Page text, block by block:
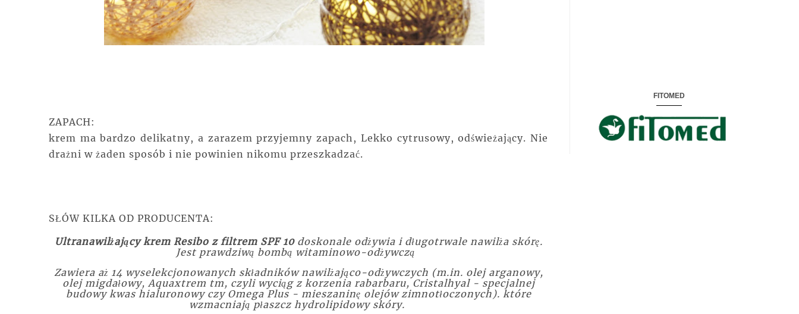
ZAPACH:
krem ma bardzo delikatny, a zarazem przyjemny zapach, Lekko cytrusowy, odświeżający. Nie
drażni w żaden sposób i nie powinien nikomu przeszkadzać.
SŁÓW KILKA OD PRODUCENTA:
Ultranawilżający krem Resibo z filtrem SPF 10doskonale odżywia i długotrwale nawilża skórę.
Jest prawdziwą bombą witaminowo-odżywczą
Zawiera aż 14 wyselekcjonowanych składników nawilżająco-odżywczych (m.in. olej arganowy,
olej migdałowy, Aquaxtrem tm, czyli wyciąg z korzenia rabarbaru, Cristalhyal - specjalnej
budowy kwas hialuronowy czy Omega Plus - mieszaninę olejów zimnotłoczonych). które
wzmacniają płaszcz hydrolipidowy skóry.
FITOMED